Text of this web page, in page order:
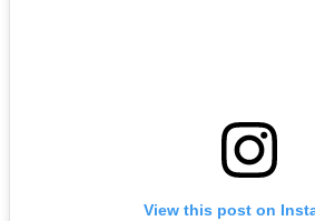
View this post on